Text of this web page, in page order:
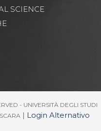
SCIENCE
- UNIVERSITÀ DEGLI STUDI
| Login Alternativo